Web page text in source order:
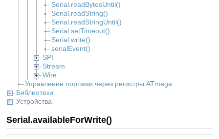
Serial.readBytesUntil()
Serial.readString()
Serial.readStringUntil()
Serial.setTimeout()
Serial.write()
serialEvent()
SPI
Stream
Wire
Управление портами через регистры ATmega
Библиотеки
Устройства
Serial.availableForWrite()